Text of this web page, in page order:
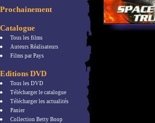
Prochainement
Catalogue
Tous les films
Auteurs Réalisateurs
Films par Pays
Editions DVD
Tous les DVD
Télécharger le catalogue
Télécharger les actualités
Panier
Collection Betty Boop